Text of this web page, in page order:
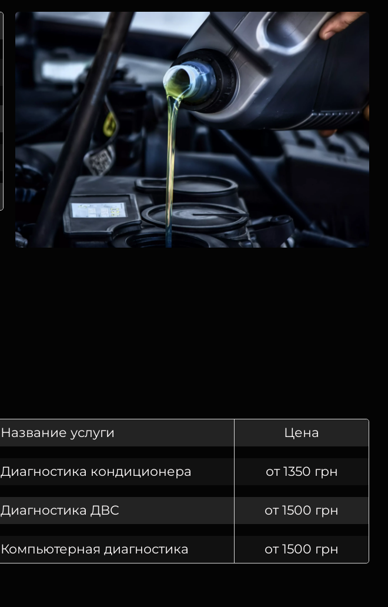
Название услуги Цена
Диагностика кондиционера от 1350 грн
Диагностика ДВС от 1500 грн
Компьютерная диагностика от 1500 грн